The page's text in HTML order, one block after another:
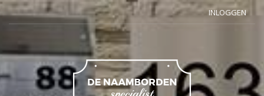
INLOGGEN